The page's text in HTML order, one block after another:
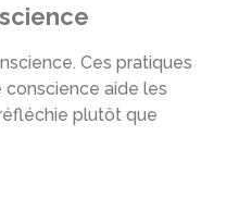
Ces pratiques
aide les
plutôt que